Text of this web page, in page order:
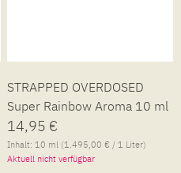
STRAPPED OVERDOSED
Super Rainbow Aroma 10 ml
14,95 €
Inhalt: 10 ml (1.495,00 € / 1 Liter)
Aktuell nicht verfügbar